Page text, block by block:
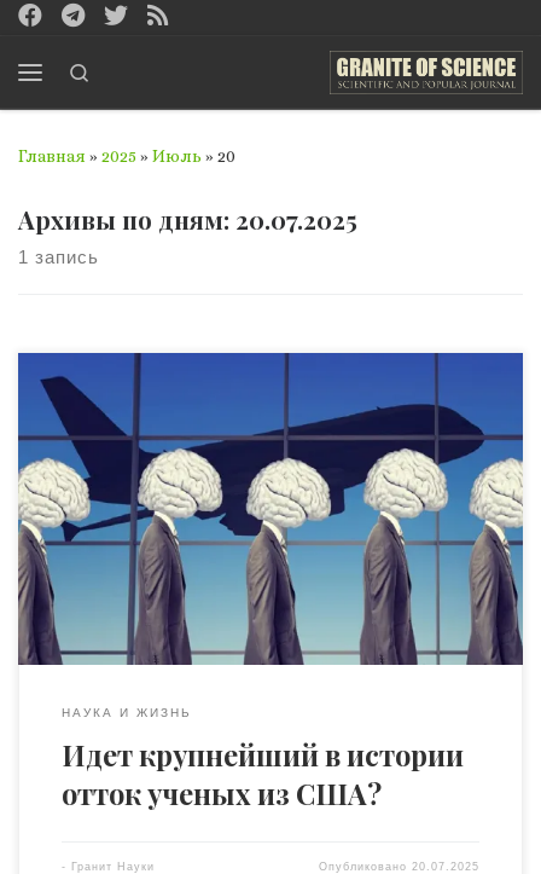
Перейти к содержимому
Главная » 2025 » Июль » 20
Архивы по дням: 20.07.2025
1 запись
К началу 1930-х годов Германия была мировым
центром научной мысли. Немецкий язык был новой
латынью для любого серьезного ученого. Физик, химик
или математик был обязан читать по-немецки, иначе
он просто не мог следить за передовыми
исследованиями. Важнейшие научные журналы
издавались на немецком. Гёттинген, Берлин, Мюнхен —
это были центры притяжения […]
НАУКА И ЖИЗНЬ
Идет крупнейший в истории
отток ученых из США?
- Гранит Науки Опубликовано 20.07.2025